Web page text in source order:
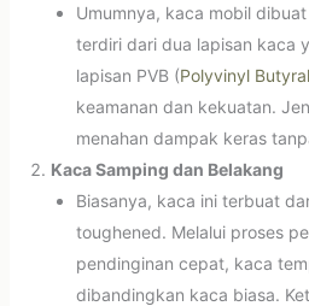
Umumnya, kaca mobil
terdiri dari dua lapisan kaca
lapisan PVB (Polyvinyl Butyral
keamanan dan kekuatan.
menahan dampak keras
Kaca Samping dan Belakang
Biasanya, kaca ini terbuat
toughened. Melalui proses
pendinginan cepat, kaca
dibandingkan kaca biasa.